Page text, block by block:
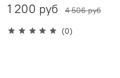
(0)
1 200 руб 4 506 руб